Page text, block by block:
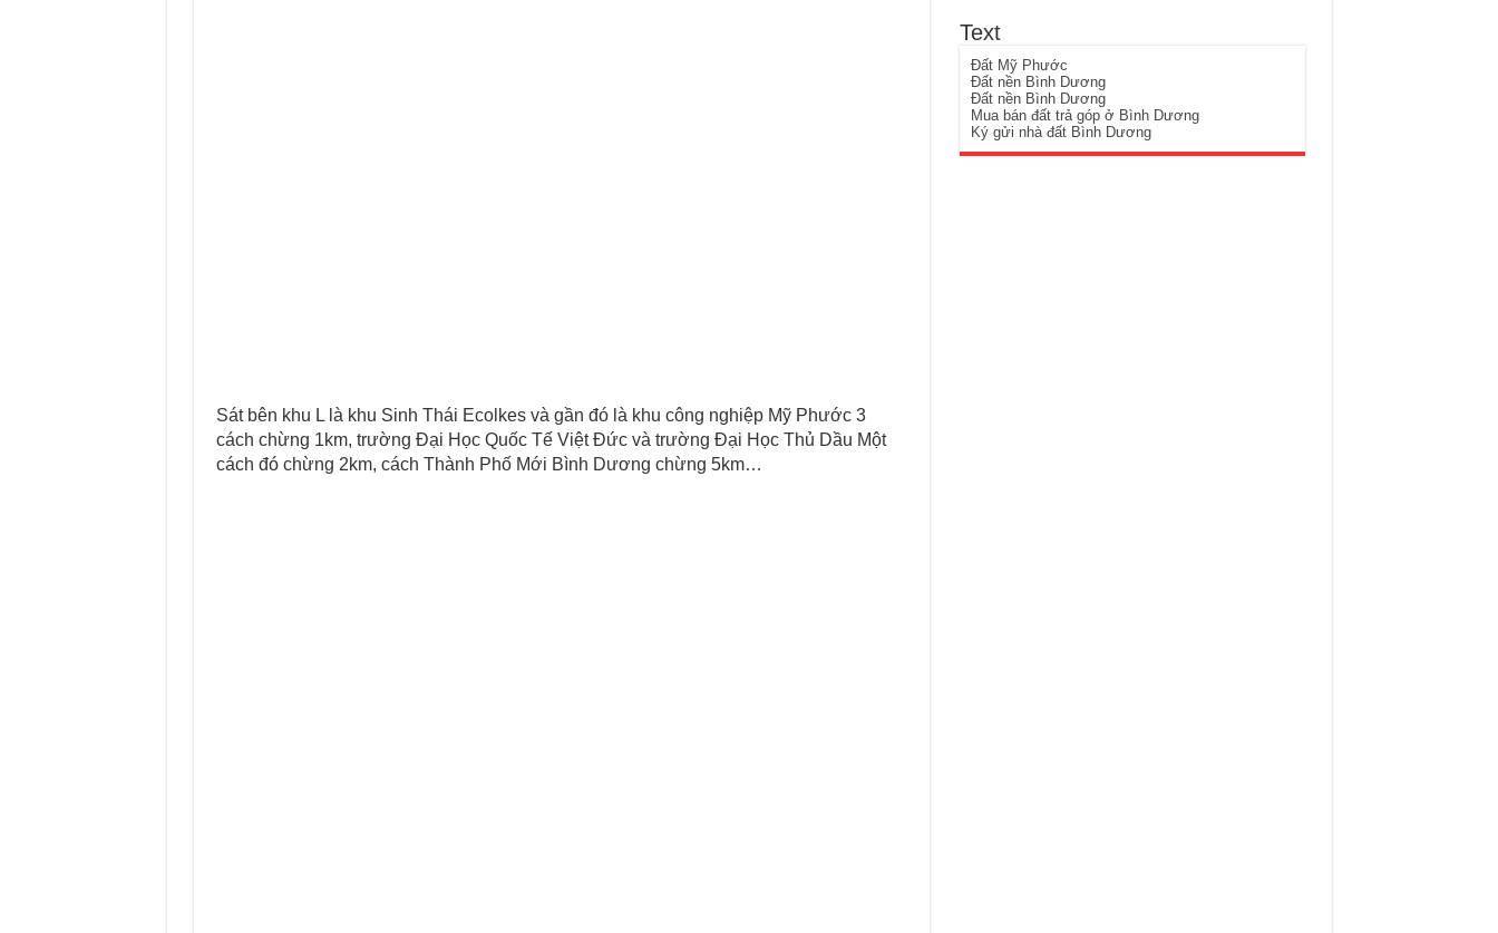
Sát bên khu L là khu Sinh Thái Ecolkes và gần đó là khu công nghiệp Mỹ Phước 3
cách chừng 1km, trường Đại Học Quốc Tế Việt Đức và trường Đại Học Thủ Dầu Một
cách đó chừng 2km, cách Thành Phố Mới Bình Dương chừng 5km…
Text
Đất Mỹ Phước
Đất nền Bình Dương
Đất nền Bình Dương
Mua bán đất trả góp ở Bình Dương
Ký gửi nhà đất Bình Dương